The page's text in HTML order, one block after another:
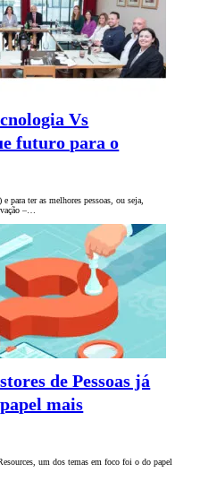
Vs
futuro para o
para ter as melhores pessoas, ou seja,
–…
de Pessoas já
mais
um dos temas em foco foi o do papel